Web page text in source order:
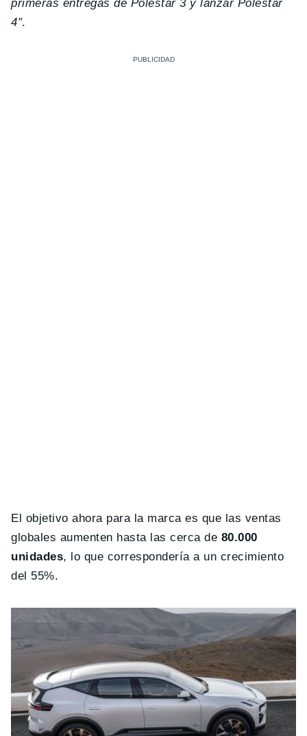
primeras entregas de Polestar 3 y lanzar Polestar
4″.
El objetivo ahora para la marca es que las ventas
globales aumenten hasta las cerca de 80.000
unidades, lo que correspondería a un crecimiento
del 55%.